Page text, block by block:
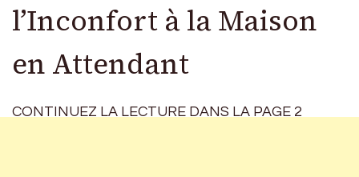
l’Inconfort à la Maison
en Attendant
CONTINUEZ LA LECTURE DANS LA PAGE 2